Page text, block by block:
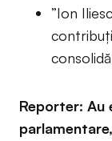
”Ion
Reporter: